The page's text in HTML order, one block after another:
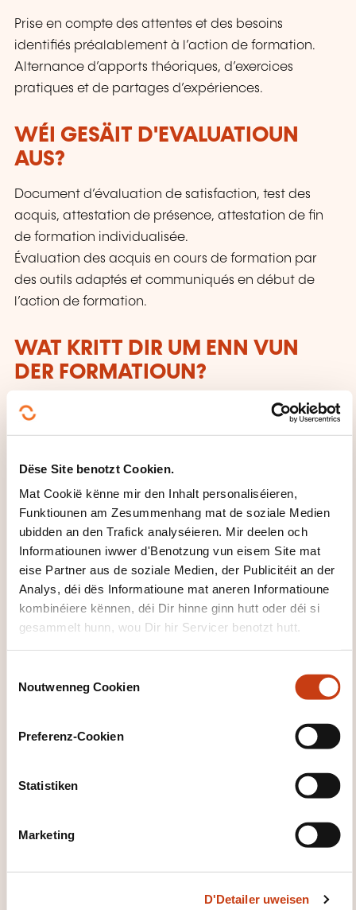
Dëse Site benotzt Cookien.
Mat Cookië kënne mir den Inhalt personaliséieren,
Funktiounen am Zesummenhang mat de soziale Medien
ubidden an den Trafick analyséieren. Mir deelen och
Informatiounen iwwer d'Benotzung vun eisem Site mat
eise Partner aus de soziale Medien, der Publicitéit an der
Analys, déi dës Informatioune mat aneren Informatioune
kombinéiere kënnen, déi Dir hinne ginn hutt oder déi si
gesammelt hunn, wou Dir hir Servicer benotzt hutt.
Noutwenneg Cookien
Preferenz-Cookien
Statistiken
Marketing
D'Detailer uweisen
Prise en compte des attentes et des besoins
identifiés préalablement à l’action de formation.
Alternance d’apports théoriques, d’exercices
pratiques et de partages d’expériences.
WÉI GESÄIT D'EVALUATIOUN
AUS?
Document d’évaluation de satisfaction, test des
acquis, attestation de présence, attestation de fin
de formation individualisée.
Évaluation des acquis en cours de formation par
des outils adaptés et communiqués en début de
l’action de formation.
WAT KRITT DIR UM ENN VUN
DER FORMATIOUN?
Attestation de présence
SESSIOUN?
10.09.2026
11.09.2026
Metz
FR 760,00€
5, rue Jean-Antoine Chaptal
Auerzäiten
Sech umellen